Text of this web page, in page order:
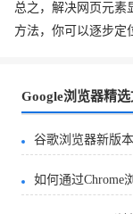
总之，解决网页元素
方法，你可以逐步定
Google浏览器精
谷歌浏览器新版
如何通过Chrome